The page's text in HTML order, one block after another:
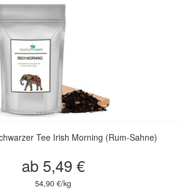
Tee Irish Morning (Rum-Sahne)
ab 5,49 €
54,90 €/kg